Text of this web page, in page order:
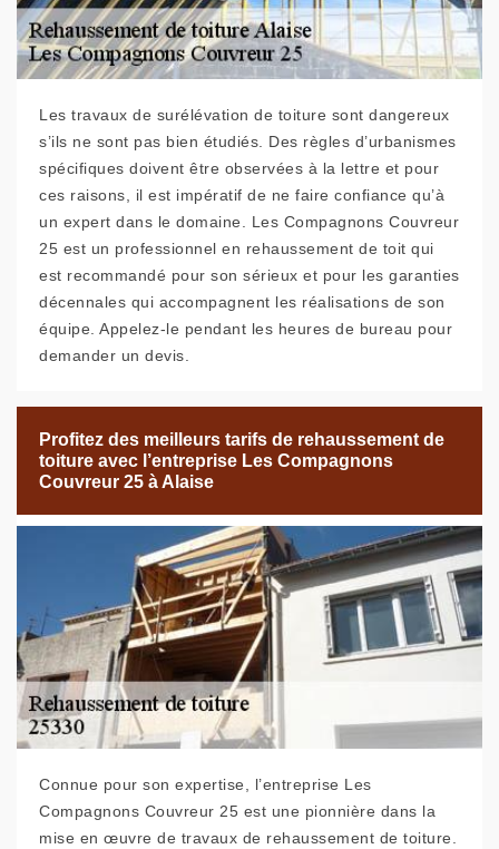
Les travaux de surélévation de toiture sont dangereux
s’ils ne sont pas bien étudiés. Des règles d’urbanismes
spécifiques doivent être observées à la lettre et pour
ces raisons, il est impératif de ne faire confiance qu’à
un expert dans le domaine. Les Compagnons Couvreur
25 est un professionnel en rehaussement de toit qui
est recommandé pour son sérieux et pour les garanties
décennales qui accompagnent les réalisations de son
équipe. Appelez-le pendant les heures de bureau pour
demander un devis.
Profitez des meilleurs tarifs de rehaussement de
toiture avec l’entreprise Les Compagnons
Couvreur 25 à Alaise
Connue pour son expertise, l’entreprise Les
Compagnons Couvreur 25 est une pionnière dans la
mise en œuvre de travaux de rehaussement de toiture.